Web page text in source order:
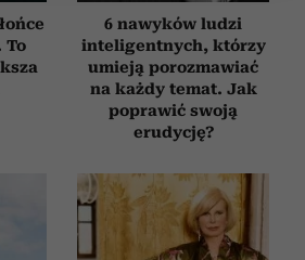
cookie do spersonalizowania treści
funkcje społecznościowe i
witrynie. Informacje o tym, jak
udostępniamy partnerom
reklamowym i analitycznym.
te informacje z innymi danymi
lub uzyskanymi podczas
To
6 nawyków ludzi
inteligentnych, którzy
umieją porozmawiać
na każdy temat. Jak
poprawić swoją
erudycję?